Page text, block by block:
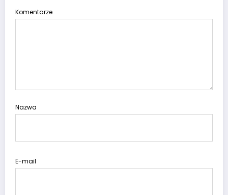
Komentarze
Nazwa
E-mail